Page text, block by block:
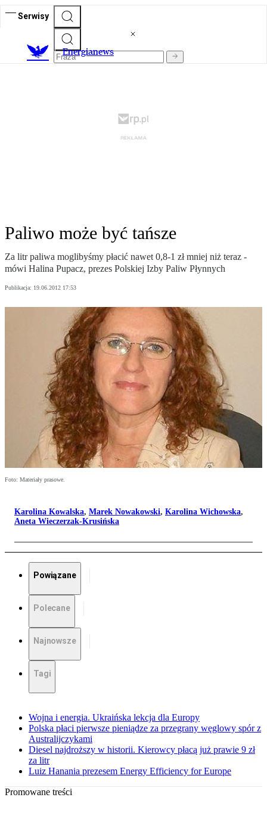
Serwisy
Energianews
Paliwo może być tańsze
Za litr paliwa moglibyśmy płacić nawet 0,8-1 zł mniej niż teraz -
mówi Halina Pupacz, prezes Polskiej Izby Paliw Płynnych
Publikacja: 19.06.2012 17:53
Foto: Materiały prasowe.
Karolina Kowalska, Marek Nowakowski, Karolina Wichowska,
Aneta Wieczerzak-Krusińska
Powiązane
Polecane
Najnowsze
Tagi
Wojna i energia. Ukraińska lekcja dla Europy
Polska płaci pierwsze pieniądze za przegrany węglowy spór z
Australijczykami
Diesel najdroższy w historii. Kierowcy płacą już prawie 9 zł
za litr
Luiz Hanania prezesem Energy Efficiency for Europe
Promowane treści